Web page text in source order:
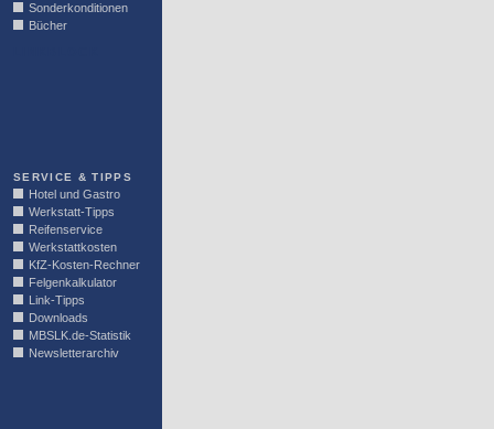
Sonderkonditionen
Bücher
SERVICE & TIPPS
Hotel und Gastro
Werkstatt-Tipps
Reifenservice
Werkstattkosten
KfZ-Kosten-Rechner
Felgenkalkulator
Link-Tipps
Downloads
MBSLK.de-Statistik
Newsletterarchiv